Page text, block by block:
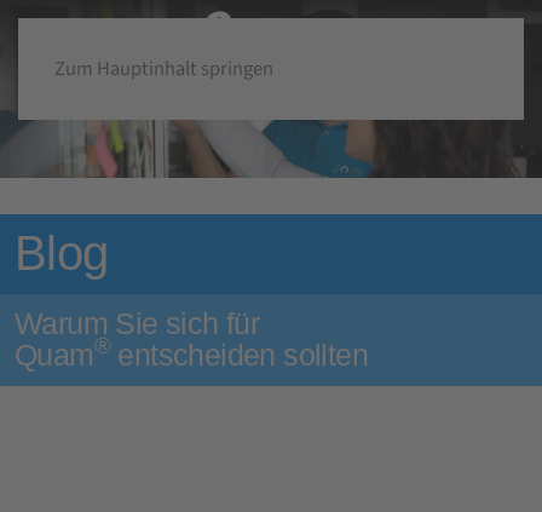
Zum Hauptinhalt springen
Blog
Warum Sie sich für
Quam®entscheiden sollten